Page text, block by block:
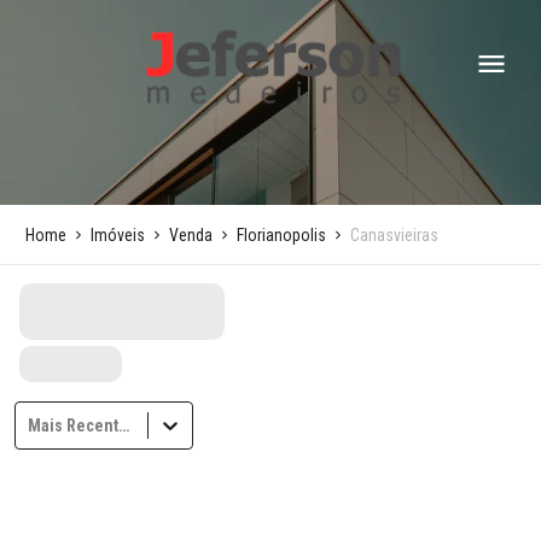
Home Imóveis Venda Florianopolis Canasvieiras
Mais Recentes